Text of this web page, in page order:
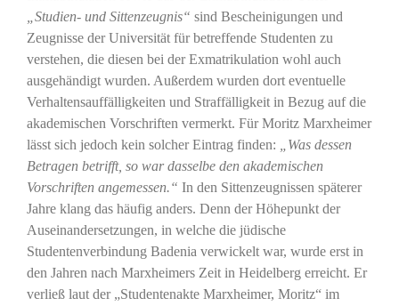
„Studien- und Sittenzeugnis“ sind Bescheinigungen und
Zeugnisse der Universität für betreffende Studenten zu
verstehen, die diesen bei der Exmatrikulation wohl auch
ausgehändigt wurden. Außerdem wurden dort eventuelle
Verhaltensauffälligkeiten und Straffälligkeit in Bezug auf die
akademischen Vorschriften vermerkt. Für Moritz Marxheimer
lässt sich jedoch kein solcher Eintrag finden: „Was dessen
Betragen betrifft, so war dasselbe den akademischen
Vorschriften angemessen.“ In den Sittenzeugnissen späterer
Jahre klang das häufig anders. Denn der Höhepunkt der
Auseinandersetzungen, in welche die jüdische
Studentenverbindung Badenia verwickelt war, wurde erst in
den Jahren nach Marxheimers Zeit in Heidelberg erreicht. Er
verließ laut der „Studentenakte Marxheimer, Moritz“ im